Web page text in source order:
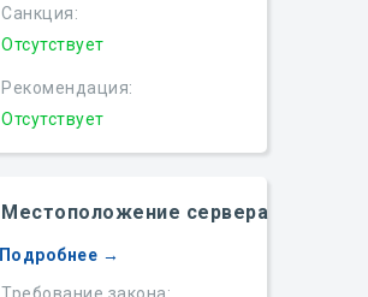
Санкция:
Рекомендация:
Отсутствует
Отсутствует
Местоположение сервера
Подробнее →